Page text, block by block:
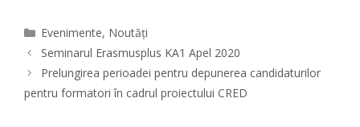
Categories
Evenimente, Noutăți
Seminarul Erasmusplus KA1 Apel 2020
Prelungirea perioadei pentru depunerea candidaturilor
pentru formatori în cadrul proiectului CRED